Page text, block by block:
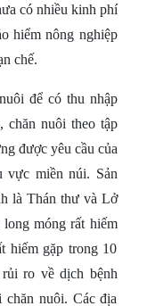
có nhiều kinh phí
hiểm nông nghiệp
chế.
để có thu nhập
chăn nuôi theo tập
được yêu cầu của
vực miền núi. Sản
là Thán thư và Lở
móng rất hiếm
hiếm gặp trong 10
ro về dịch bệnh
nuôi. Các địa